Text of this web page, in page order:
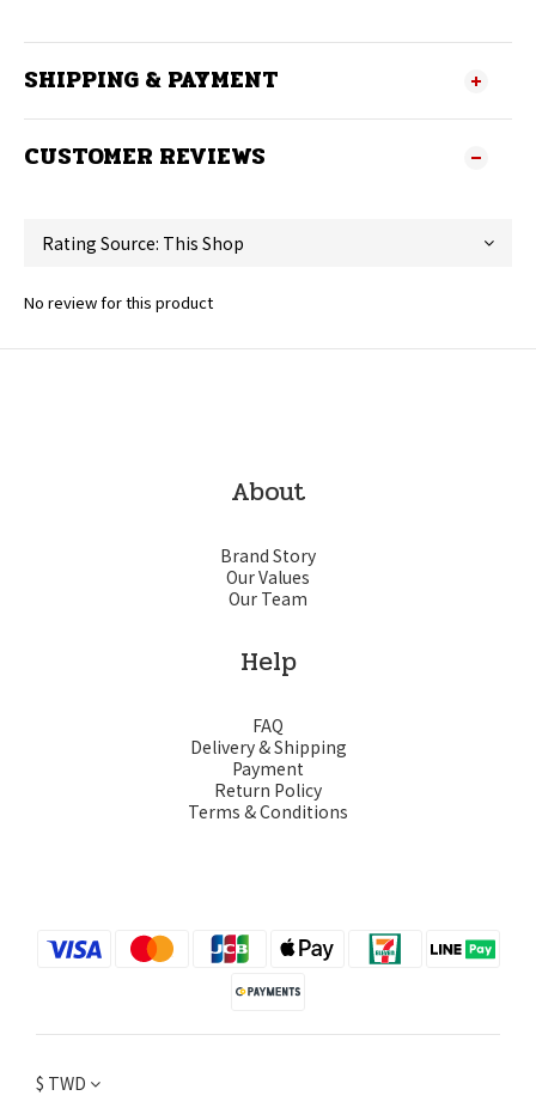
SHIPPING & PAYMENT
CUSTOMER REVIEWS
No review for this product
About
Brand Story
Our Values
Our Team
Help
FAQ
Delivery & Shipping
Payment
Return Policy
Terms & Conditions
$ TWD